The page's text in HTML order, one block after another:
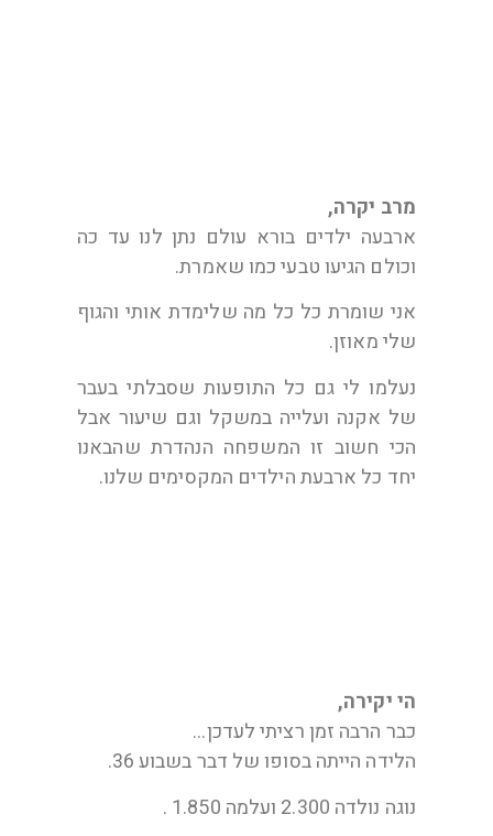
מרב יקרה,
ארבעה ילדים בורא עולם נתן לנו עד כה
וכולם הגיעו טבעי כמו שאמרת.
אני שומרת כל כל מה שלימדת אותי והגוף
שלי מאוזן.
נעלמו לי גם כל התופעות שסבלתי בעבר
של אקנה ועלייה במשקל וגם שיעור אבל
הכי חשוב זו המשפחה הנהדרת שהבאנו
יחד כל ארבעת הילדים המקסימים שלנו.
הי יקירה,
כבר הרבה זמן רציתי לעדכן…
הלידה הייתה בסופו של דבר בשבוע 36.
נוגה נולדה 2.300 ועלמה 1.850 .